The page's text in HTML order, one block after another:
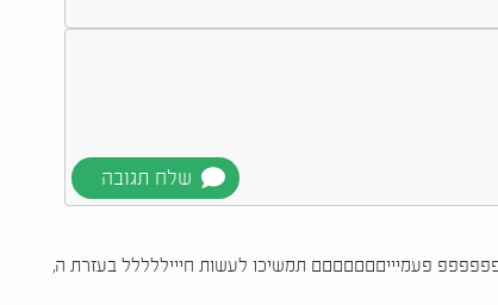
פעמיייםםםםםםם תמשיכו לעשות חיייללללל בעזרת ה,